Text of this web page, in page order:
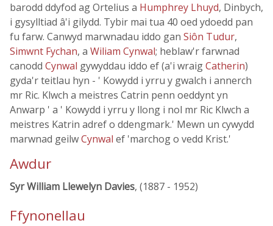
barodd ddyfod ag Ortelius a Humphrey Lhuyd, Dinbych,
i gysylltiad â'i gilydd. Tybir mai tua 40 oed ydoedd pan
fu farw. Canwyd marwnadau iddo gan Siôn Tudur,
Simwnt Fychan, a Wiliam Cynwal; heblaw'r farwnad
canodd Cynwal gywyddau iddo ef (a'i wraigCatherin)
gyda'r teitlau hyn - ' Kowydd i yrru y gwalch i annerch
mr Ric. Klwch a meistres Catrin penn oeddynt yn
Anwarp ' a ' Kowydd i yrru y llong i nol mr Ric Klwch a
meistres Katrin adref o ddengmark.' Mewn un cywydd
marwnad geilwCynwal ef 'marchog o vedd Krist.'
Awdur
Syr William Llewelyn Davies, (1887 - 1952)
Ffynonellau